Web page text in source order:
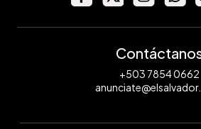
+503 7854 0662